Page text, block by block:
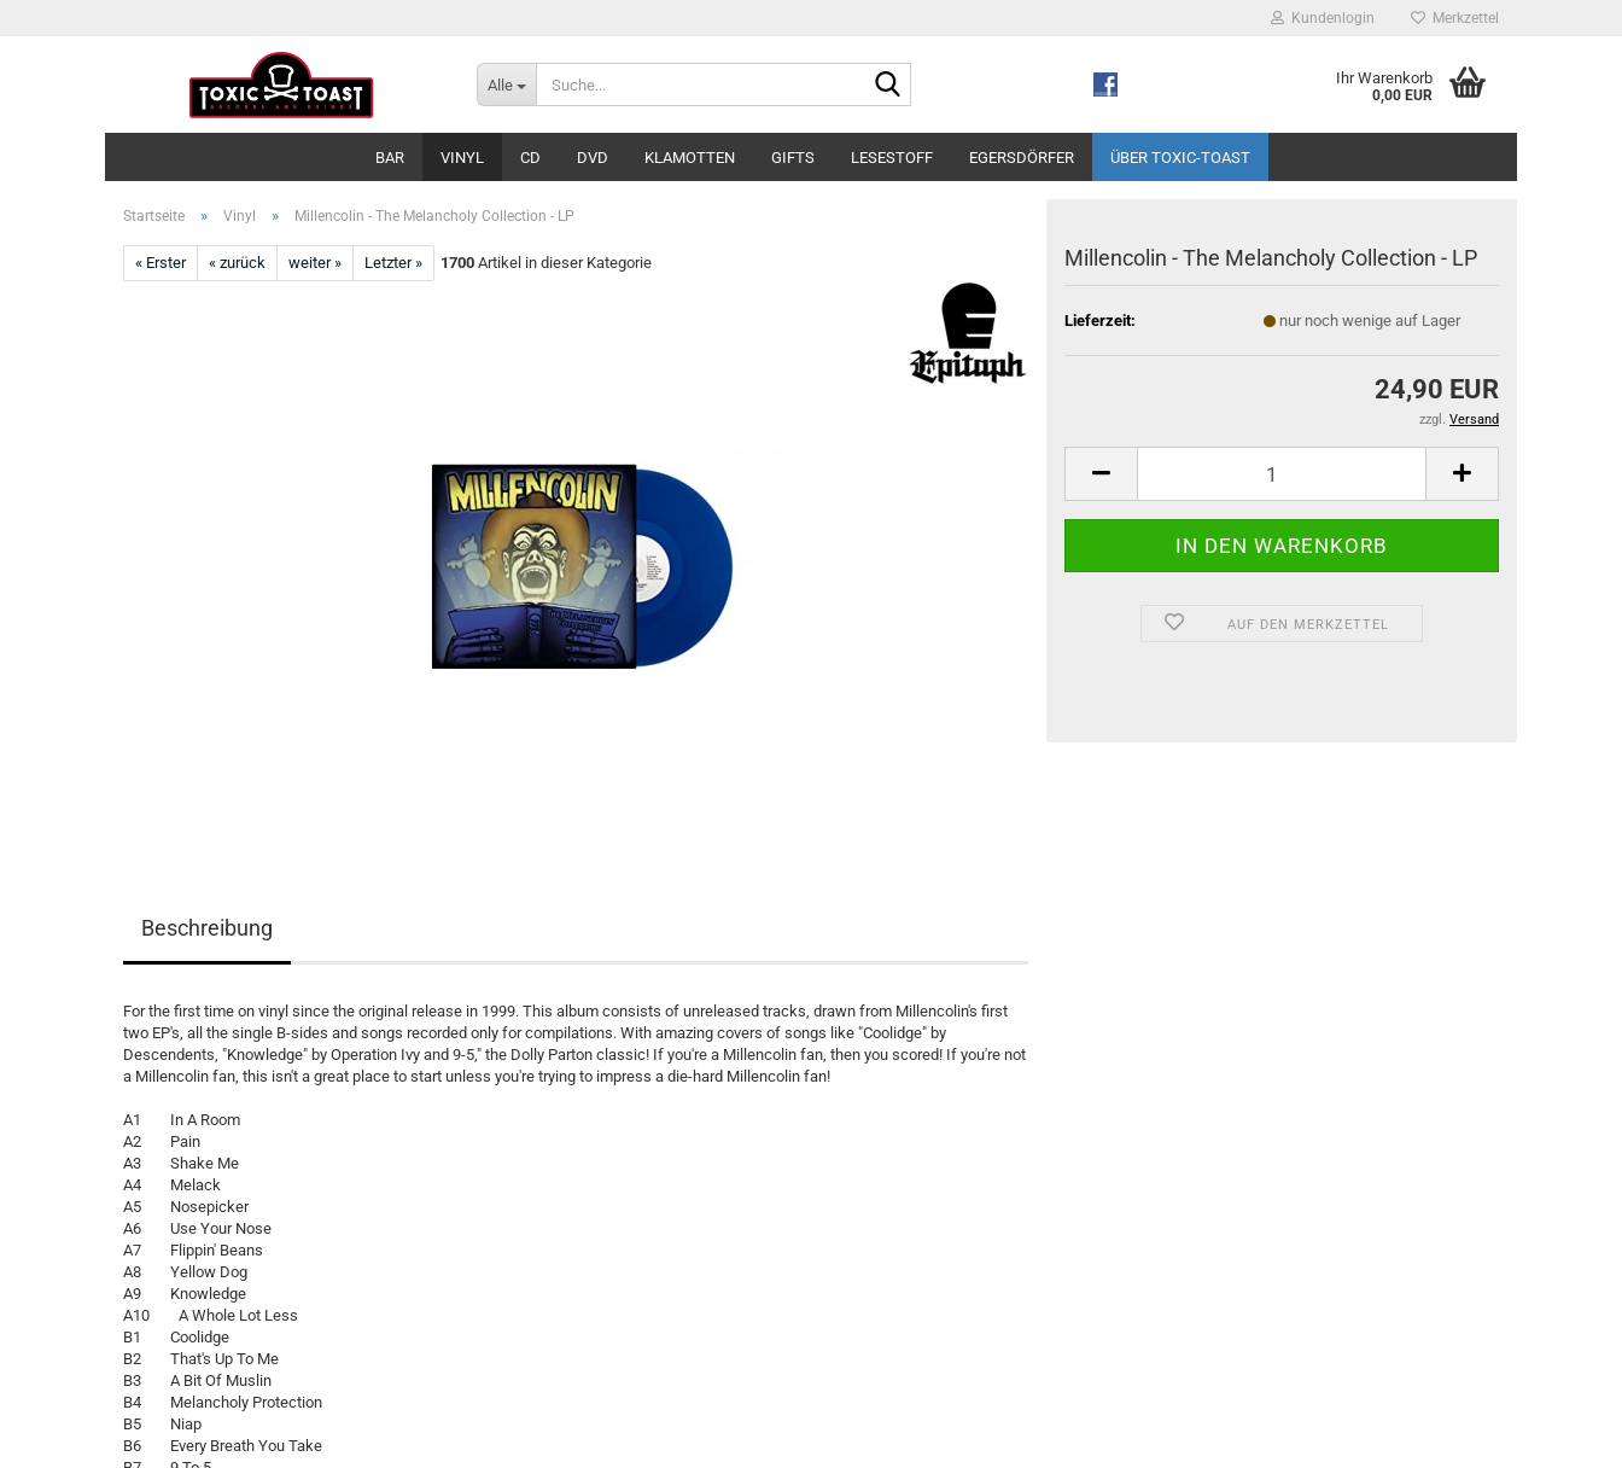
Kundenlogin Merkzettel
Alle Ihr Warenkorb
0,00 EUR
BAR VINYL CD DVD KLAMOTTEN GIFTS LESESTOFF EGERSDÖRFER ÜBER TOXIC-TOAST
Startseite » Vinyl » Millencolin - The Melancholy Collection - LP
« Erster « zurück weiter » Letzter » 1700 Artikel in dieser Kategorie Millencolin - The Melancholy Collection - LP
Lieferzeit: nur noch wenige auf Lager
24,90 EUR
zzgl. Versand
AUF DEN MERKZETTEL
Beschreibung
For the first time on vinyl since the original release in 1999. This album consists of unreleased tracks, drawn from Millencolin's first
two EP's, all the single B-sides and songs recorded only for compilations. With amazing covers of songs like "Coolidge" by
Descendents, "Knowledge" by Operation Ivy and 9-5," the Dolly Parton classic! If you're a Millencolin fan, then you scored! If you're not
a Millencolin fan, this isn't a great place to start unless you're trying to impress a die-hard Millencolin fan!
A1 In A Room
A2 Pain
A3 Shake Me
A4 Melack
A5 Nosepicker
A6 Use Your Nose
A7 Flippin' Beans
A8 Yellow Dog
A9 Knowledge
A10 A Whole Lot Less
B1 Coolidge
B2 That's Up To Me
B3 A Bit Of Muslin
B4 Melancholy Protection
B5 Niap
B6 Every Breath You Take